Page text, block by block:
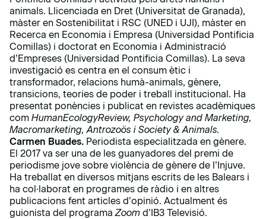
animals. Llicenciada en Dret (Universitat de Granada),
màster en Sostenibilitat i RSC (UNED i UJI), màster en
Recerca en Economia i Empresa (Universidad Pontificia
Comillas) i doctorat en Economia i Administració
d’Empreses (Universidad Pontificia Comillas). La seva
investigació es centra en el consum ètic i
transformador, relacions humà-animals, gènere,
transicions, teories de poder i treball institucional. Ha
presentat ponències i publicat en revistes acadèmiques
com HumanEcologyReview, Psychology and Marketing,
Macromarketing, Antrozoös i Society & Animals.
Carmen Buades. Periodista especialitzada en gènere.
El 2017 va ser una de les guanyadores del premi de
periodisme jove sobre violència de gènere de l’Injuve.
Ha treballat en diversos mitjans escrits de les Balears i
ha col·laborat en programes de ràdio i en altres
publicacions fent articles d’opinió. Actualment és
guionista del programaZoom d’IB3 Televisió.